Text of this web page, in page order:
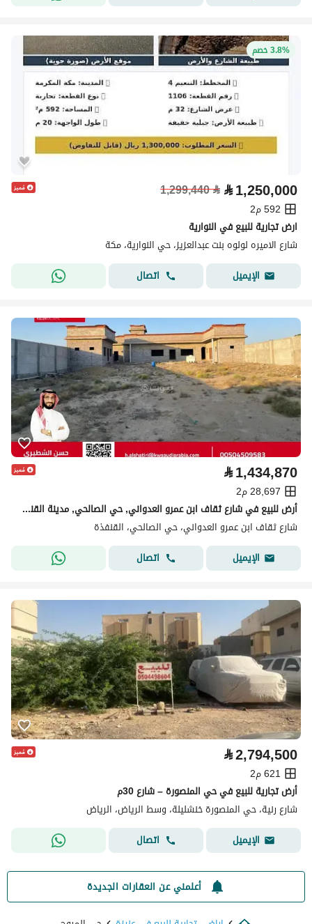
3.8% خصم
⃁1,250,000
⃁
1,299,440
592 م2
ارض تجارية للبيع في النوارية
شارع الاميره لولوه بنت عبدالعزيز، حي النوارية، مكة
الإيميل
اتصال
⃁1,434,870
28,697 م2
أرض للبيع في شارع ثقاف ابن عمرو العدواني, حي الصالحي, مدينة القنفذة, منطقة مكة المكرمة
شارع ثقاف ابن عمرو العدواني، حي الصالحي، القنفذة
الإيميل
اتصال
⃁2,794,500
621 م2
أرض تجارية للبيع في حي المنصورة – شارع 30م
شارع رنية، حي المنصورة خنشليلة، وسط الرياض، الرياض
الإيميل
اتصال
أعلمني عن العقارات الجديدة